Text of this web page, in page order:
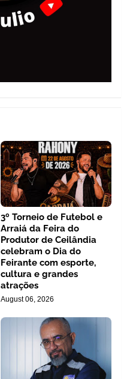
3º Torneio de Futebol e
Arraiá da Feira do
Produtor de Ceilândia
celebram o Dia do
Feirante com esporte,
cultura e grandes
atrações
August 06, 2026